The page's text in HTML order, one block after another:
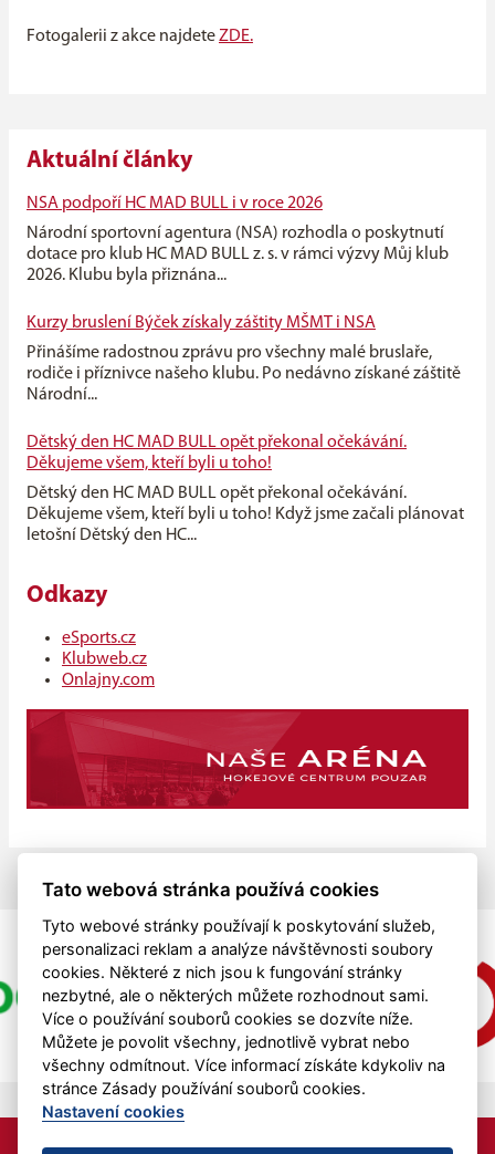
Fotogalerii z akce najdeteZDE.
Aktuální články
NSA podpoří HC MAD BULL i v roce 2026
Národní sportovní agentura (NSA) rozhodla o poskytnutí
dotace pro klub HC MAD BULL z. s. v rámci výzvy Můj klub
2026. Klubu byla přiznána...
Kurzy bruslení Býček získaly záštity MŠMT i NSA
Přinášíme radostnou zprávu pro všechny malé bruslaře,
rodiče i příznivce našeho klubu. Po nedávno získané záštitě
Národní...
Dětský den HC MAD BULL opět překonal očekávání.
Děkujeme všem, kteří byli u toho!
Dětský den HC MAD BULL opět překonal očekávání.
Děkujeme všem, kteří byli u toho! Když jsme začali plánovat
letošní Dětský den HC...
Odkazy
eSports.cz
Klubweb.cz
Onlajny.com
HC MAD BULL z.s. je podporován z finančních prostředků
Tato webová stránka používá cookies
Tyto webové stránky používají k poskytování služeb,
personalizaci reklam a analýze návštěvnosti soubory
cookies. Některé z nich jsou k fungování stránky
nezbytné, ale o některých můžete rozhodnout sami.
Více o používání souborů cookies se dozvíte níže.
Můžete je povolit všechny, jednotlivě vybrat nebo
všechny odmítnout. Více informací získáte kdykoliv na
stránce Zásady používání souborů cookies.
Nastavení cookies